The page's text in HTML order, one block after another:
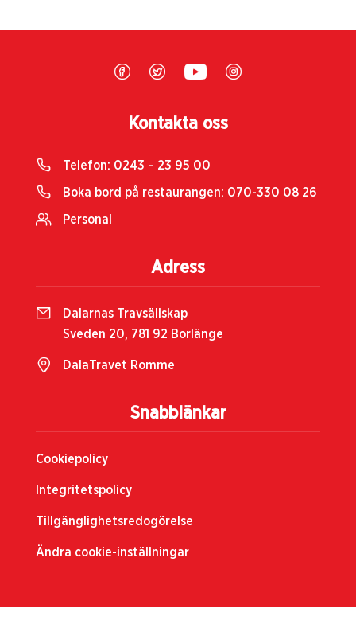
Snabblänkar
Cookiepolicy
Integritetspolicy
Tillgänglighetsredogörelse
Ändra cookie-inställningar
Kontakta oss
Telefon: 0243 – 23 95 00
Boka bord på restaurangen: 070-330 08 26
Personal
Adress
Dalarnas Travsällskap
Sveden 20, 781 92 Borlänge
DalaTravet Romme